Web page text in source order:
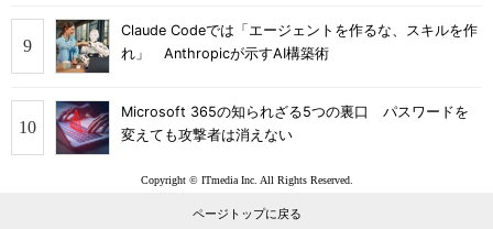
Claude Codeでは「エージェントを作るな、スキルを作
れ」 Anthropicが示すAI構築術
Microsoft 365の知られざる5つの裏口 パスワードを
変えても攻撃者は消えない
Copyright © ITmedia Inc. All Rights Reserved.
ページトップに戻る